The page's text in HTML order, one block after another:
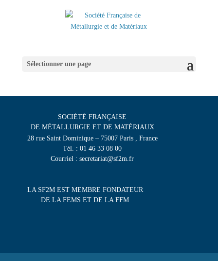
Sélectionner une page
SOCIÉTÉ FRANÇAISE
DE MÉTALLURGIE ET DE MATÉRIAUX
28 rue Saint Dominique – 75007 Paris , France
Tél. : 01 46 33 08 00
Courriel : secretariat@sf2m.fr
LA SF2M EST MEMBRE FONDATEUR
DE LA FEMS ET DE LA FFM